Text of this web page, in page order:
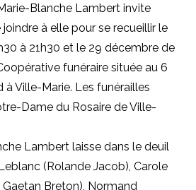
Blanche Lambert invite
à elle pour se recueillir le
à 21h30 et le 29 décembre de
funéraire située au 6
Ville-Marie. Les funérailles
Dame du Rosaire de Ville-
Lambert laisse dans le deuil
(Rolande Jacob), Carole
Breton), Normand